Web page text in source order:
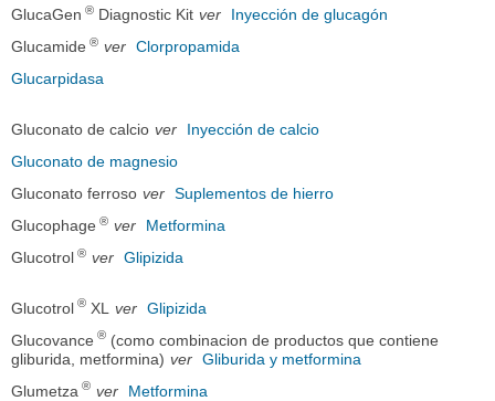
GlucaGen ® Diagnostic Kit ver
Inyección de glucagón
Glucamide ® ver Clorpropamida
Glucarpidasa
Gluconato de calcio ver
Inyección de calcio
Gluconato de magnesio
Gluconato ferroso ver Suplementos de hierro
Glucophage ® ver
Metformina
Glucotrol ® ver Glipizida
Glucotrol ® XL ver Glipizida
Glucovance ® (como combinacion de productos que contiene
gliburida, metformina) ver Gliburida y metformina
Glumetza ® ver
Metformina